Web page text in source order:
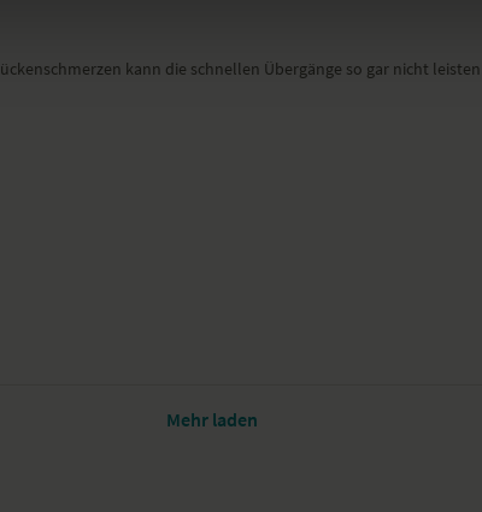
kann die schnellen Übergänge so gar nicht
Mehr laden